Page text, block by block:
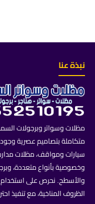
نبذة عنا
مظلات وسواتر وبرجولات
متكاملة بتصاميم عصرية
سيارات ومواقف، مظلات
وخصوصية بأنواع متعددة،
والأسطح. نحرص على استخدام
الظروف المناخية، مع تنفيذ